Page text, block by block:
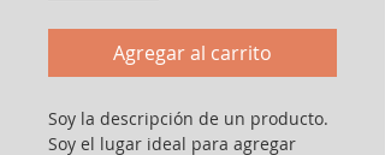
Agregar al carrito
Soy la descripción de un producto.
Soy el lugar ideal para agregar